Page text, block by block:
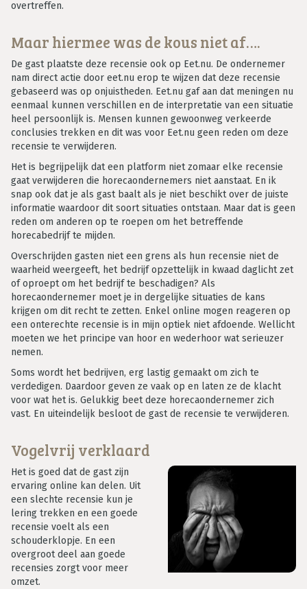
overtreffen.
Maar hiermee was de kous niet af….
De gast plaatste deze recensie ook op Eet.nu. De ondernemer
nam direct actie door eet.nu erop te wijzen dat deze recensie
gebaseerd was op onjuistheden. Eet.nu gaf aan dat meningen nu
eenmaal kunnen verschillen en de interpretatie van een situatie
heel persoonlijk is. Mensen kunnen gewoonweg verkeerde
conclusies trekken en dit was voor Eet.nu geen reden om deze
recensie te verwijderen.
Het is begrijpelijk dat een platform niet zomaar elke recensie
gaat verwijderen die horecaondernemers niet aanstaat. En ik
snap ook dat je als gast baalt als je niet beschikt over de juiste
informatie waardoor dit soort situaties ontstaan. Maar dat is geen
reden om anderen op te roepen om het betreffende
horecabedrijf te mijden.
Overschrijden gasten niet een grens als hun recensie niet de
waarheid weergeeft, het bedrijf opzettelijk in kwaad daglicht zet
of oproept om het bedrijf te beschadigen? Als
horecaondernemer moet je in dergelijke situaties de kans
krijgen om dit recht te zetten. Enkel online mogen reageren op
een onterechte recensie is in mijn optiek niet afdoende. Wellicht
moeten we het principe van hoor en wederhoor wat serieuzer
nemen.
Soms wordt het bedrijven, erg lastig gemaakt om zich te
verdedigen. Daardoor geven ze vaak op en laten ze de klacht
voor wat het is. Gelukkig beet deze horecaondernemer zich
vast. En uiteindelijk besloot de gast de recensie te verwijderen.
Vogelvrij verklaard
Het is goed dat de gast zijn
ervaring online kan delen. Uit
een slechte recensie kun je
lering trekken en een goede
recensie voelt als een
schouderklopje. En een
overgroot deel aan goede
recensies zorgt voor meer
omzet.